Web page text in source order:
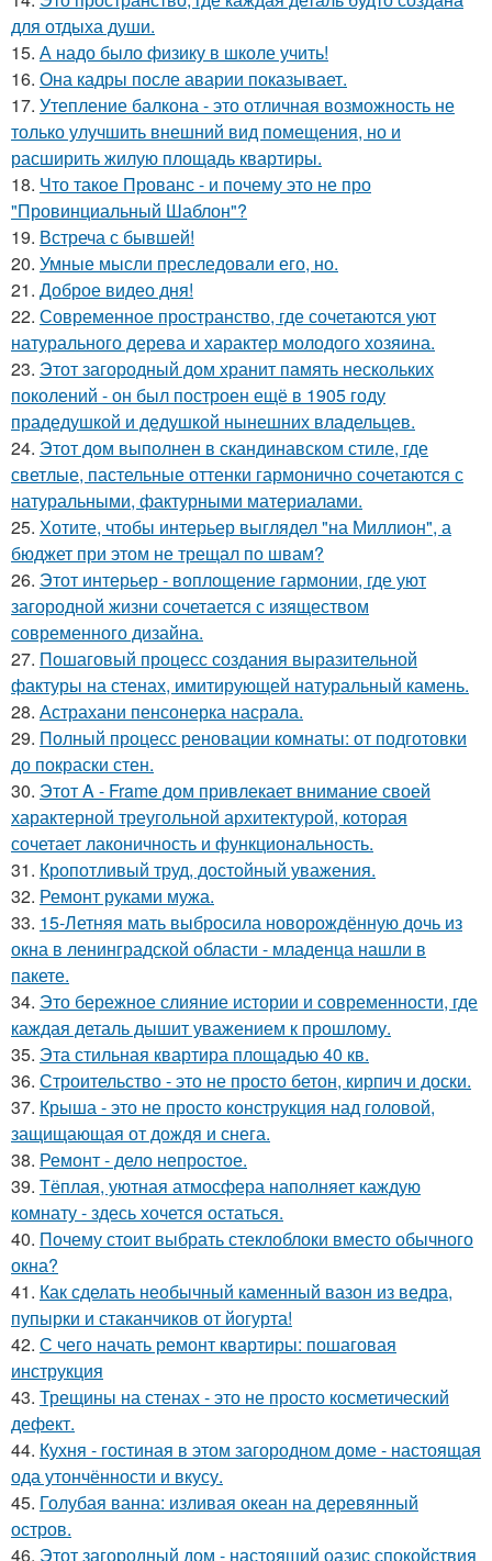
для отдыха души.
15. А надо было физику в школе учить!
16. Она кадры после аварии показывает.
17. Утепление балкона - это отличная возможность не
только улучшить внешний вид помещения, но и
расширить жилую площадь квартиры.
18. Что такое Прованс - и почему это не про
"Провинциальный Шаблон"?
19. Встреча с бывшей!
20. Умные мысли преследовали его, но.
21. Доброе видео дня!
22. Современное пространство, где сочетаются уют
натурального дерева и характер молодого хозяина.
23. Этот загородный дом хранит память нескольких
поколений - он был построен ещё в 1905 году
прадедушкой и дедушкой нынешних владельцев.
24. Этот дом выполнен в скандинавском стиле, где
светлые, пастельные оттенки гармонично сочетаются с
натуральными, фактурными материалами.
25. Хотите, чтобы интерьер выглядел "на Миллион", а
бюджет при этом не трещал по швам?
26. Этот интерьер - воплощение гармонии, где уют
загородной жизни сочетается с изяществом
современного дизайна.
27. Пошаговый процесс создания выразительной
фактуры на стенах, имитирующей натуральный камень.
28. Астрахани пенсонерка насрала.
29. Полный процесс реновации комнаты: от подготовки
до покраски стен.
30. Этот A - Frame дом привлекает внимание своей
характерной треугольной архитектурой, которая
сочетает лаконичность и функциональность.
31. Кропотливый труд, достойный уважения.
32. Ремонт руками мужа.
33. 15-Летняя мать выбросила новорождённую дочь из
окна в ленинградской области - младенца нашли в
пакете.
34. Это бережное слияние истории и современности, где
каждая деталь дышит уважением к прошлому.
35. Эта стильная квартира площадью 40 кв.
36. Строительство - это не просто бетон, кирпич и доски.
37. Крыша - это не просто конструкция над головой,
защищающая от дождя и снега.
38. Ремонт - дело непростое.
39. Тёплая, уютная атмосфера наполняет каждую
комнату - здесь хочется остаться.
40. Почему стоит выбрать стеклоблоки вместо обычного
окна?
41. Как сделать необычный каменный вазон из ведра,
пупырки и стаканчиков от йогурта!
42. С чего начать ремонт квартиры: пошаговая
инструкция
43. Трещины на стенах - это не просто косметический
дефект.
44. Кухня - гостиная в этом загородном доме - настоящая
ода утончённости и вкусу.
45. Голубая ванна: изливая океан на деревянный
остров.
46. Этот загородный дом - настоящий оазис спокойствия